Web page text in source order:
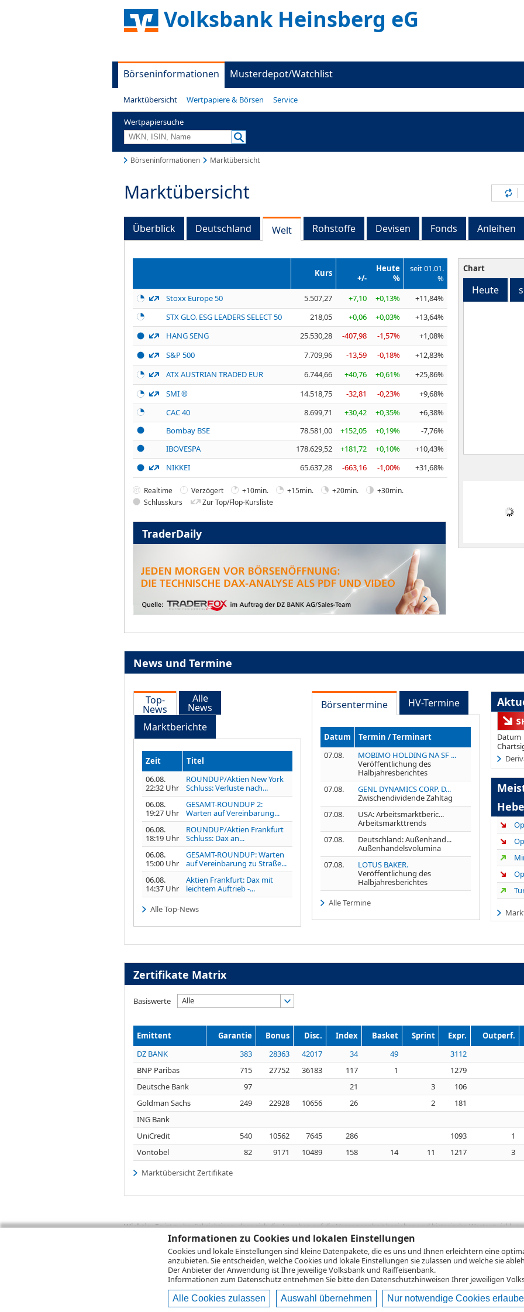
Informationen zu Cookies und lokalen Einstellungen
Cookies und lokale Einstellungen sind kleine Datenpakete, die es uns und Ihnen erleichtern eine
anzubieten. Sie entscheiden, welche Cookies und lokale Einstellungen sie zulassen und welche sie
Der Anbieter der Anwendung ist Ihre jeweilige Volksbank und Raiffeisenbank.
Informationen zum Datenschutzentnehmen Sie bitte den Datenschutzhinweisen Ihrer jeweiligen
Alle Cookies zulassen Auswahl übernehmen Nur notwendige Cookies
Volksbank Heinsberg eG
Börseninformationen Musterdepot/Watchlist
Marktübersicht Wertpapiere & Börsen Service
Wertpapiersuche
Börseninformationen Marktübersicht
Marktübersicht
Überblick Deutschland Welt Rohstoffe Devisen Fonds Anleihen
Kurs Heute
seit 01.01.
+/-
%
%
Stoxx Europe 50
5.507,27 +7,10 +0,13%
+11,84%
STX GLO. ESG LEADERS SELECT 50
218,05 +0,06 +0,03%
+13,64%
HANG SENG
25.530,28 -407,98 -1,57%
+1,08%
S&P 500
7.709,96 -13,59 -0,18%
+12,83%
ATX AUSTRIAN TRADED EUR
6.744,66 +40,76 +0,61%
+25,86%
SMI ®
14.518,75 -32,81 -0,23%
+9,68%
CAC 40
8.699,71 +30,42 +0,35%
+6,38%
Bombay BSE
78.581,00 +152,05 +0,19%
-7,76%
IBOVESPA
178.629,52 +181,72 +0,10%
+10,43%
NIKKEI
65.637,28 -663,16 -1,00% +31,68%
Realtime Verzögert +10min. +15min. +20min.
+30min.
Schlusskurs
Zur Top/Flop-Kursliste
TraderDaily
Chart
Heute
News und Termine
Top-
News
Alle
News
Marktberichte
Zeit
Titel
06.08.
22:32 Uhr
ROUNDUP/Aktien New York
Schluss: Verluste nach...
06.08.
19:27 Uhr
GESAMT-ROUNDUP 2:
Warten auf Vereinbarung...
06.08.
18:19 Uhr
ROUNDUP/Aktien Frankfurt
Schluss: Dax an...
06.08.
15:00 Uhr
GESAMT-ROUNDUP: Warten
auf Vereinbarung zu Straße...
06.08.
14:37 Uhr
Aktien Frankfurt: Dax mit
leichtem Auftrieb -...
Alle Top-News
Börsentermine HV-Termine
Datum
Termin / Terminart
07.08.
MOBIMO HOLDING NA SF ...
Veröffentlichung des
Halbjahresberichtes
07.08.
GENL DYNAMICS CORP. D...
Zwischendividende Zahltag
07.08.
USA: Arbeitsmarktberic...
Arbeitsmarkttrends
07.08.
Deutschland: Außenhand...
Außenhandelsvolumina
07.08.
LOTUS BAKER.
Veröffentlichung des
Halbjahresberichtes
Alle Termine
Datum
Zertifikate Matrix
Basiswerte Alle
Emittent Garantie Bonus Disc. Index Basket Sprint Expr. Outperf.
DZ BANK
383 28363 42017 34 49 3112
BNP Paribas
715 27752 36183 117 1 1279
Deutsche Bank
97 21 3
106
Goldman Sachs
249 22928 10656 26 2 181
ING Bank
UniCredit
540 10562 7645 286 1093 1
Vontobel
82 9171 10489 158 14 11 1217 3
Marktübersicht Zertifikate
Wichtig:Es ist zu berücksichtigen, dass sich die Angaben auf die Vergangenheit beziehen und historische
zukünftige Ergebnisse darstellen. Bei Performanceangaben handelt es sich stets um Bruttowertangaben. Bei
Provisionen, Gebühren und andere Entgelte), die beim Erwerb von Wertpapieren in der Regel anfallen, nicht berücksichtigt.
Depotgebühren hinzu. Mit dem Wertentwicklungsrechner können Sie auf den einzelnen Wertpapierseiten Ihre individuell
Performance, die sich unter Berücksichtigung sämtlicher Transaktionskosten und etwaigen Depotgebühren ergibt,
kann die Rendite zudem infolge von Währungsschwankungen steigen oder fallen.